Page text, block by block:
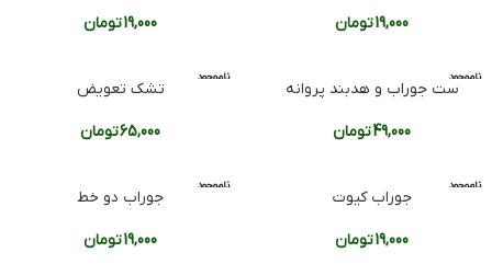
19,000تومان 19,000تومان
ناموجود
ست جوراب و هدبند پروانه
49,000تومان
ناموجود
تشک تعویض
65,000تومان
ناموجود
جوراب کیوت
19,000تومان
ناموجود
جوراب دو خط
19,000تومان